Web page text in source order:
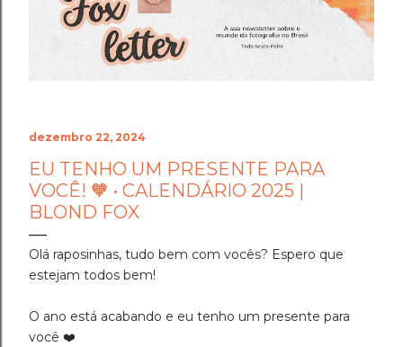
dezembro 22, 2024
EU TENHO UM PRESENTE PARA
VOCÊ! 🧡 • CALENDÁRIO 2025 |
BLOND FOX
Olá raposinhas, tudo bem com vocês? Espero que
estejam todos bem!
O ano está acabando e eu tenho um presente para
você ❤️